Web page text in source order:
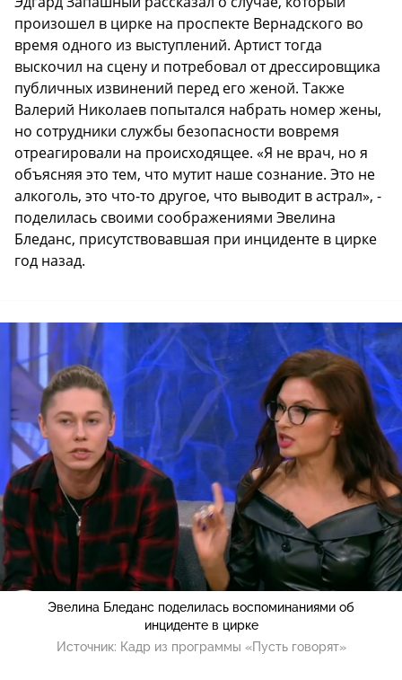
произошел в цирке на проспекте Вернадского во
время одного из выступлений. Артист тогда
выскочил на сцену и потребовал от дрессировщика
публичных извинений перед его женой. Также
Валерий Николаев попытался набрать номер жены,
но сотрудники службы безопасности вовремя
отреагировали на происходящее. «Я не врач, но я
объясняя это тем, что мутит наше сознание. Это не
алкоголь, это что-то другое, что выводит в астрал», -
поделилась своими соображениями Эвелина
Бледанс, присутствовавшая при инциденте в цирке
год назад.
Эвелина Бледанс поделилась воспоминаниями об
инциденте в цирке
Источник: Кадр из программы «Пусть говорят»